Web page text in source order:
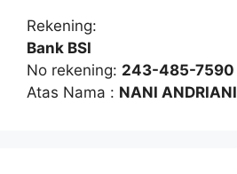
Rekening:
Bank BSI
No rekening: 243-485-7590
Atas Nama : NANI ANDRIANI